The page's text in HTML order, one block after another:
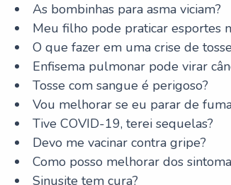
As bombinhas para asma viciam?
Meu filho pode praticar esportes
O que fazer em uma crise de
Enfisema pulmonar pode virar
Tosse com sangue é perigoso?
Vou melhorar se eu parar de
Tive COVID-19, terei sequelas?
Devo me vacinar contra gripe?
Como posso melhorar dos
Sinusite tem cura?